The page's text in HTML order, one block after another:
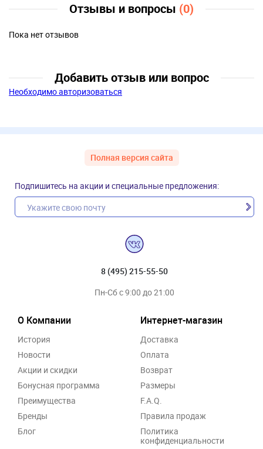
Отзывы и вопросы (0)
Пока нет отзывов
Добавить отзыв или вопрос
Необходимо авторизоваться
Полная версия сайта
Подпишитесь на акции и специальные предложения:
8 (495) 215-55-50
Пн-Сб с 9:00 до 21:00
О Компании
История
Новости
Акции и скидки
Бонусная программа
Преимущества
Бренды
Блог
Интернет-магазин
Доставка
Оплата
Возврат
Размеры
F.A.Q.
Правила продаж
Политика
конфиденциальности